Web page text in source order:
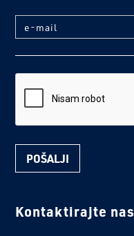
e-mail
Kontaktirajte nas